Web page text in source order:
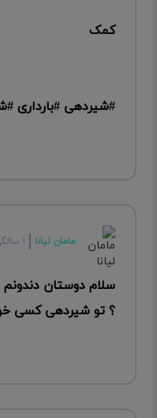
کمک
#شیردهی #بارداری
مامان لیانا ۱ سالگی
سلام دوستان
؟ تو شیردهی کسی